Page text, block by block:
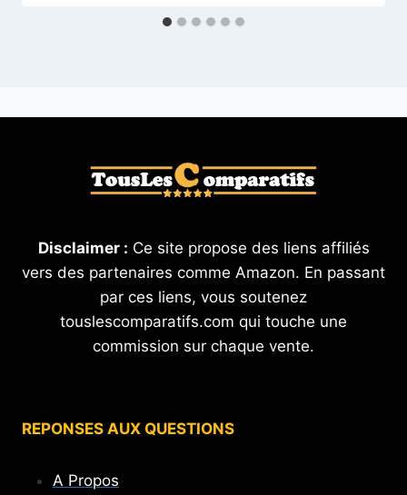
Disclaimer : Ce site propose des liens affiliés
vers des partenaires comme Amazon. En passant
par ces liens, vous soutenez
touslescomparatifs.com qui touche une
commission sur chaque vente.
REPONSES AUX QUESTIONS
A Propos